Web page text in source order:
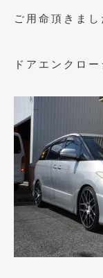
2023年12
2023年10
2023年9
2023年4
2022年12
2022年10
2022年8月
2022年4
ご用命頂きま
ドアエンクロ